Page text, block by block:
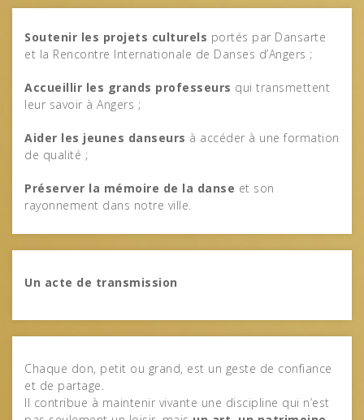
Soutenir les projets culturels portés par Dansarte
et la Rencontre Internationale de Danses d’Angers ;
Accueillir les grands professeurs qui transmettent
leur savoir à Angers ;
Aider les jeunes danseurs à accéder à une formation
de qualité ;
Préserver la mémoire de la danse et son
rayonnement dans notre ville.
Un acte de transmission
Chaque don, petit ou grand, est un geste de confiance
et de partage.
Il contribue à maintenir vivante une discipline qui n’est